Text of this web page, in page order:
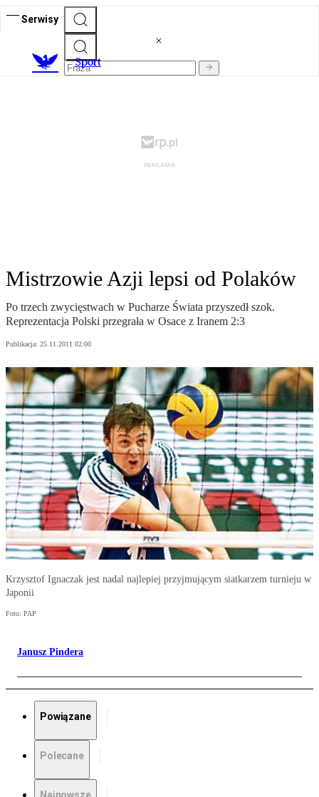
Serwisy
Sport
Mistrzowie Azji lepsi od Polaków
Po trzech zwycięstwach w Pucharze Świata przyszedł szok.
Reprezentacja Polski przegrała w Osace z Iranem 2:3
Publikacja: 25.11.2011 02:00
Krzysztof Ignaczak jest nadal najlepiej przyjmującym siatkarzem turnieju w
Japonii
Foto: PAP
Janusz Pindera
Powiązane
Polecane